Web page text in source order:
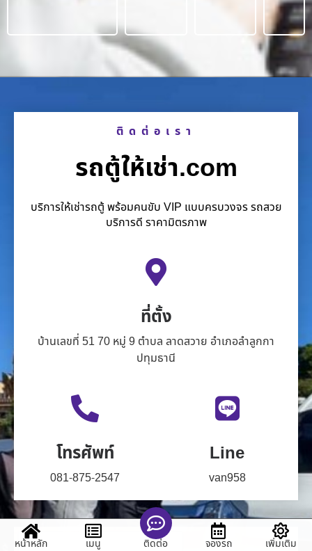
ติดต่อเรา
รถตู้ให้เช่า.com
บริการให้เช่ารถตู้ พร้อมคนขับ VIP แบบครบวงจร รถสวย
บริการดี ราคามิตรภาพ
ที่ตั้ง
บ้านเลขที่ 51 70 หมู่ 9 ตำบล ลาดสวาย อำเภอลำลูกกา
ปทุมธานี
โทรศัพท์
081-875-2547
Line
van958
หน้าหลัก เมนู ติดต่อ จองรถ เพิ่มเติม